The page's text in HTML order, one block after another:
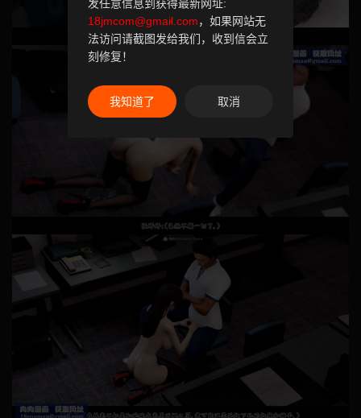
发任意信息到获得最新网址:
18jmcom@gmail.com，如果网站无
法访问请截图发给我们，收到信会立
刻修复！
我知道了 取消